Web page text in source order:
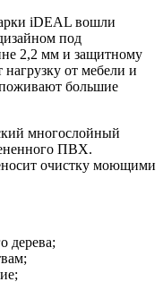
iDEAL вошли
под
2,2 мм и защитному
от мебели и
большие
многослойный
ПВХ.
очистку моющими
дерева;